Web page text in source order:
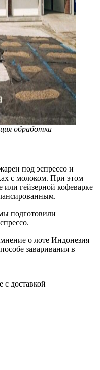
обработки
под эспрессо и
с молоком. При этом
или гейзерной кофеварке
подготовили
о лоте Индонезия
заваривания в